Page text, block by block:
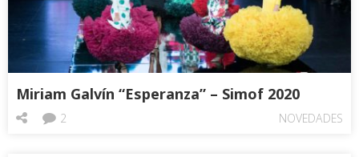
Miriam Galvín “Esperanza” – Simof 2020
NOVEDADES
2